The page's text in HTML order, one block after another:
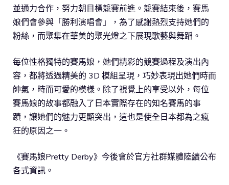
並通力合作，努力朝目標競賽前進。競賽結束後，賽馬
娘們會參與「勝利演唱會」，為了感謝熱烈支持她們的
粉絲，而聚集在華美的聚光燈之下展現歌藝與舞蹈。
每位性格獨特的賽馬娘，她們精彩的競賽過程及演出內
容，都將透過精美的 3D 模組呈現，巧妙表現出她們時而
帥氣，時而可愛的模樣。除了視覺上的享受以外，每位
賽馬娘的故事都融入了日本實際存在的知名賽馬的事
蹟，讓她們的魅力更顯突出，這也是使全日本都為之瘋
狂的原因之一。
《賽馬娘Pretty Derby》今後會於官方社群媒體陸續公布
各式資訊。